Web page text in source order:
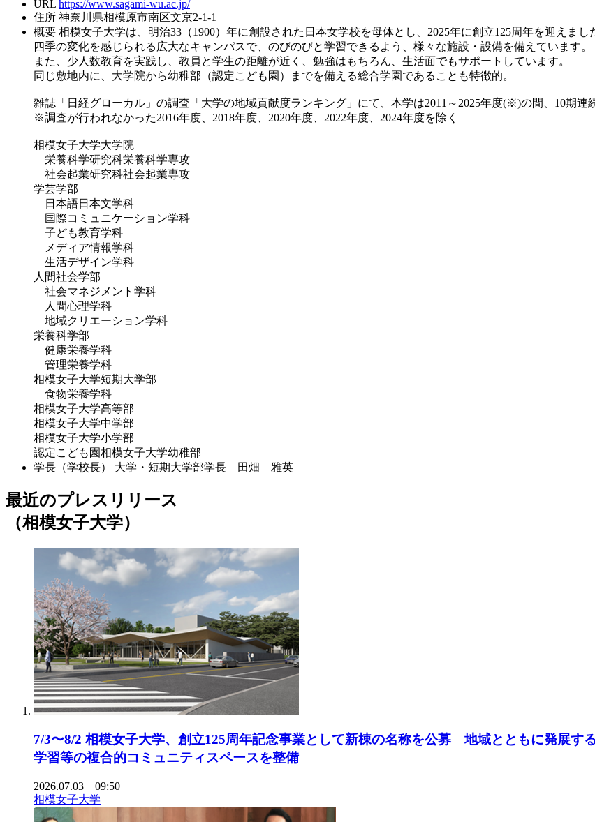
URL https://www.sagami-wu.ac.jp/
住所 神奈川県相模原市南区文京2-1-1
概要 相模女子大学は、明治33（1900）年に創設された日本女学校を母体とし、2025年に創立125周年を迎えまし
四季の変化を感じられる広大なキャンパスで、のびのびと学習できるよう、様々な施設・設備を備えています。
また、少人数教育を実践し、教員と学生の距離が近く、勉強はもちろん、生活面でもサポートしています。
同じ敷地内に、大学院から幼稚部（認定こども園）までを備える総合学園であることも特徴的。
雑誌「日経グローカル」の調査「大学の地域貢献度ランキング」にて、本学は2011～2025年度(※)の間、10期連
※調査が行われなかった2016年度、2018年度、2020年度、2022年度、2024年度を除く
相模女子大学大学院
栄養科学研究科栄養科学専攻
社会起業研究科社会起業専攻
学芸学部
日本語日本文学科
国際コミュニケーション学科
子ども教育学科
メディア情報学科
生活デザイン学科
人間社会学部
社会マネジメント学科
人間心理学科
地域クリエーション学科
栄養科学部
健康栄養学科
管理栄養学科
相模女子大学短期大学部
食物栄養学科
相模女子大学高等部
相模女子大学中学部
相模女子大学小学部
認定こども園相模女子大学幼稚部
学長（学校長）
大学・短期大学部学長 田畑 雅英
最近のプレスリリース
（相模女子大学）
7/3〜8/2 相模女子大学、創立125周年記念事業として新棟の名称を公募 地域とともに発展
学習等の複合的コミュニティスペースを整備
2026.07.03 09:50
相模女子大学